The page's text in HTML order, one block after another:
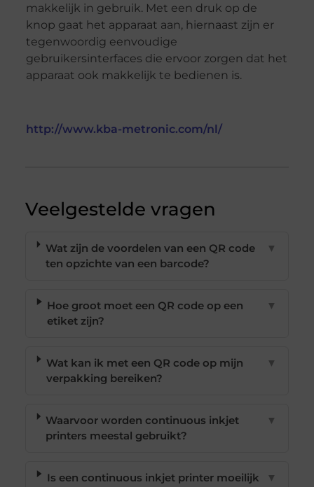
makkelijk in gebruik. Met een druk op de
knop gaat het apparaat aan, hiernaast zijn er
tegenwoordig eenvoudige
gebruikersinterfaces die ervoor zorgen dat het
apparaat ook makkelijk te bedienen is.
http://www.kba-metronic.com/nl/
Veelgestelde vragen
Wat zijn de voordelen van een QR code
ten opzichte van een barcode?
▼
Hoe groot moet een QR code op een
etiket zijn?
▼
Wat kan ik met een QR code op mijn
verpakking bereiken?
▼
Waarvoor worden continuous inkjet
printers meestal gebruikt?
▼
Is een continuous inkjet printer moeilijk
▼